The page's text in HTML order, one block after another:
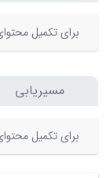
برای تکمیل
مسیریابی
برای تکمیل